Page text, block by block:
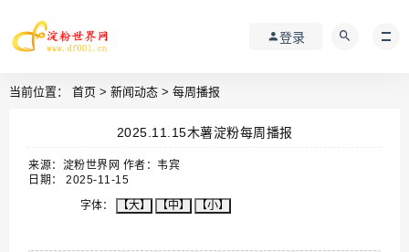
登录
当前位置： 首页 > 新闻动态 > 每周播报
2025.11.15木薯淀粉每周播报
来源：淀粉世界网 作者：韦宾
日期： 2025-11-15
字体：
【大】 【中】 【小】